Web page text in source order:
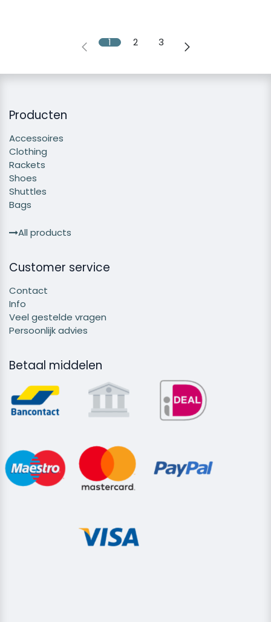
1 2 3
Producten
Accessoires
Clothing
Rackets
Shoes
Shuttles
Bags
All products
Customer service
Contact
Info
Veel gestelde vragen
Persoonlijk advies
Betaal middelen